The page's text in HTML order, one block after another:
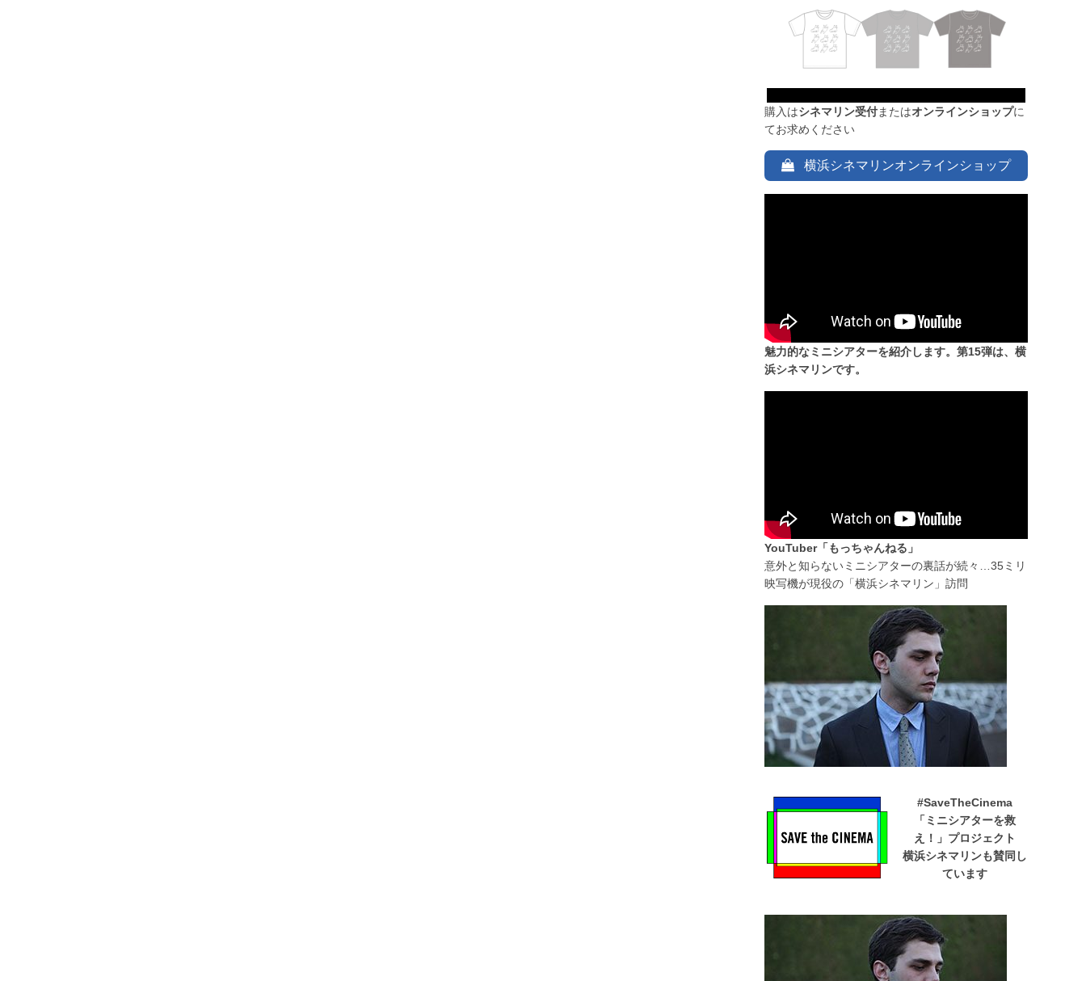
購入はシネマリン受付またはオンラインショップに
てお求めください
横浜シネマリンオンラインショップ
魅力的なミニシアターを紹介します。第15弾は、横
浜シネマリンです。
YouTuber「もっちゃんねる」
意外と知らないミニシアターの裏話が続々…35ミリ
映写機が現役の「横浜シネマリン」訪問
#SaveTheCinema
「ミニシアターを救
え！」プロジェクト
横浜シネマリンも賛同し
ています